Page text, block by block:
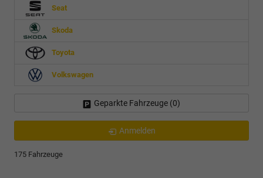
Seat
Skoda
Toyota
Volkswagen
Geparkte Fahrzeuge (0)
Anmelden
175 Fahrzeuge